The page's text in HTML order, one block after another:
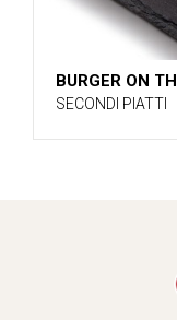
BURGER ON
SECONDI PIATTI